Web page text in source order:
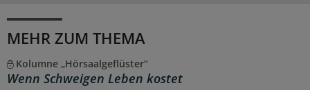
MEHR ZUM THEMA
Kolumne „Hörsaalgeflüster“
Wenn Schweigen Leben kostet